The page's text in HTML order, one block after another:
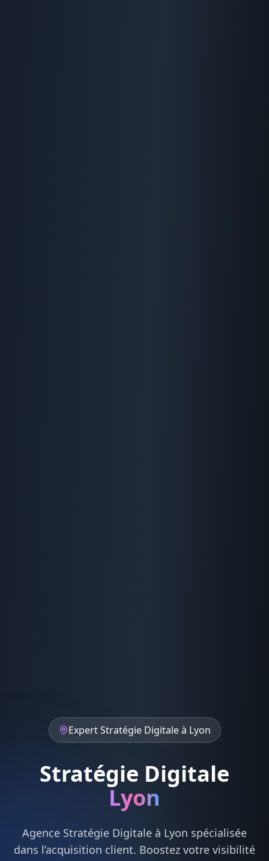
ExpertStratégie Digitaleà Lyon
Stratégie Digitale
Lyon
Agence Stratégie Digitale à Lyon spécialisée
dans l’acquisition client. Boostez votre visibilité